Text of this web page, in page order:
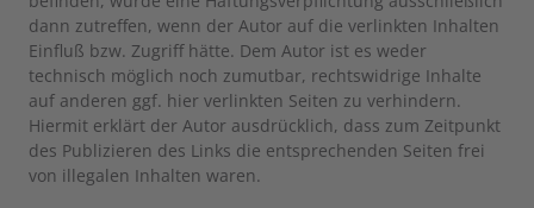
dann zutreffen, wenn der Autor auf die verlinkten Inhalten
Einfluß bzw. Zugriff hätte. Dem Autor ist es weder
technisch möglich noch zumutbar, rechtswidrige Inhalte
auf anderen ggf. hier verlinkten Seiten zu verhindern.
Hiermit erklärt der Autor ausdrücklich, dass zum Zeitpunkt
des Publizieren des Links die entsprechenden Seiten frei
von illegalen Inhalten waren.